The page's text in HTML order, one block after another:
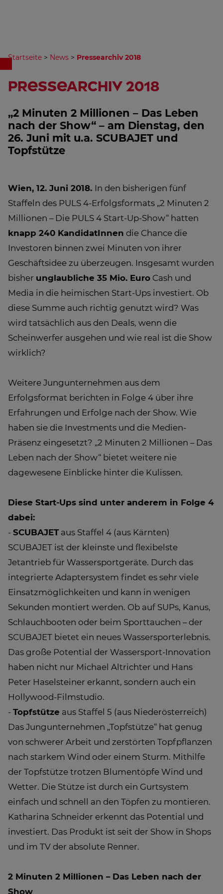
Startseite > News > Pressearchiv 2018
Pressearchiv 2018
„2 Minuten 2 Millionen – Das Leben
nach der Show“ – am Dienstag, den
26. Juni mit u.a. SCUBAJET und
Topfstütze
Wien, 12. Juni 2018. In den bisherigen fünf
Staffeln des PULS 4-Erfolgsformats „2 Minuten 2
Millionen – Die PULS 4 Start-Up-Show“ hatten
knapp 240 KandidatInnen die Chance die
Investoren binnen zwei Minuten von ihrer
Geschäftsidee zu überzeugen. Insgesamt wurden
bisher unglaubliche 35 Mio. Euro Cash und
Media in die heimischen Start-Ups investiert. Ob
diese Summe auch richtig genutzt wird? Was
wird tatsächlich aus den Deals, wenn die
Scheinwerfer ausgehen und wie real ist die Show
wirklich?
Weitere Jungunternehmen aus dem
Erfolgsformat berichten in Folge 4 über ihre
Erfahrungen und Erfolge nach der Show. Wie
haben sie die Investments und die Medien-
Präsenz eingesetzt? „2 Minuten 2 Millionen – Das
Leben nach der Show“ bietet weitere nie
dagewesene Einblicke hinter die Kulissen.
Diese Start-Ups sind unter anderem in Folge 4
dabei:
- SCUBAJETaus Staffel 4 (aus Kärnten)
SCUBAJET ist der kleinste und flexibelste
Jetantrieb für Wassersportgeräte. Durch das
integrierte Adaptersystem findet es sehr viele
Einsatzmöglichkeiten und kann in wenigen
Sekunden montiert werden. Ob auf SUPs, Kanus,
Schlauchbooten oder beim Sporttauchen – der
SCUBAJET bietet ein neues Wassersporterlebnis.
Das große Potential der Wassersport-Innovation
haben nicht nur Michael Altrichter und Hans
Peter Haselsteiner erkannt, sondern auch ein
Hollywood-Filmstudio.
- Topfstütze aus Staffel 5 (aus Niederösterreich)
Das Jungunternehmen „Topfstütze“ hat genug
von schwerer Arbeit und zerstörten Topfpflanzen
nach starkem Wind oder einem Sturm. Mithilfe
der Topfstütze trotzen Blumentöpfe Wind und
Wetter. Die Stütze ist durch ein Gurtsystem
einfach und schnell an den Töpfen zu montieren.
Katharina Schneider erkennt das Potential und
investiert. Das Produkt ist seit der Show in Shops
und im TV der absolute Renner.
2 Minuten 2 Millionen – Das Leben nach der
Show